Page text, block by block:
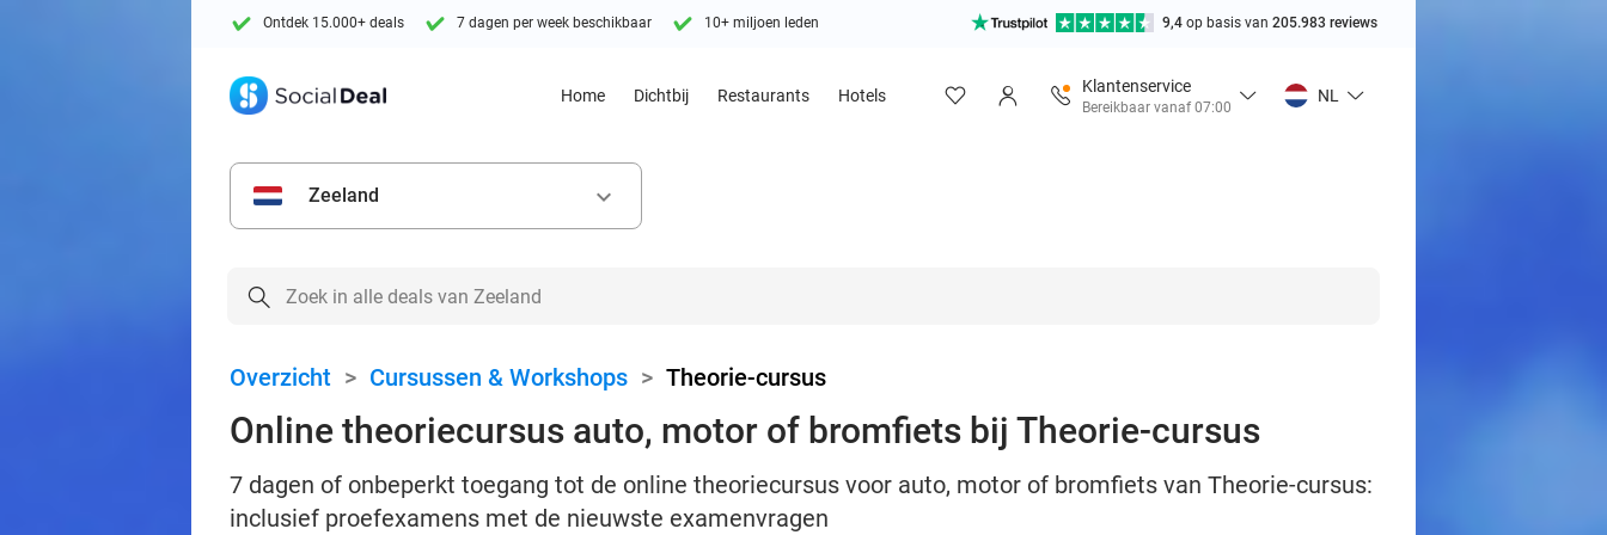
Ontdek 15.000+ deals 7 dagen per week beschikbaar 10+ miljoen leden 9,4 op basis van 205.983 reviews
Home Dichtbij Restaurants Hotels
Klantenservice
Bereikbaar vanaf 07:00
NL
Zeeland keyboard_arrow_down
Overzicht > Cursussen & Workshops > Theorie-cursus
Online theoriecursus auto, motor of bromfiets bij Theorie-cursus
7 dagen of onbeperkt toegang tot de online theoriecursus voor auto, motor of bromfiets van Theorie-cursus:
inclusief proefexamens met de nieuwste examenvragen